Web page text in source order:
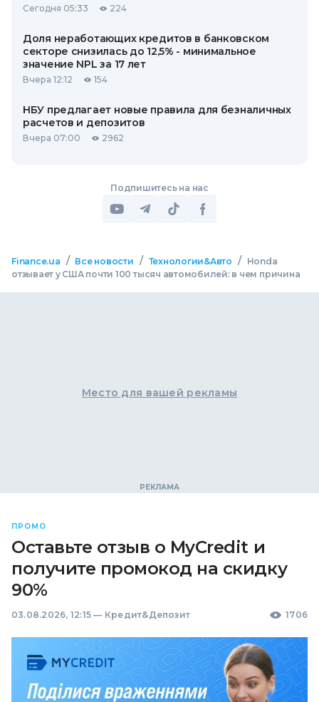
Сегодня 05:33 224
Доля неработающих кредитов в банковском
секторе снизилась до 12,5% - минимальное
значение NPL за 17 лет
Вчера 12:12 154
НБУ предлагает новые правила для безналичных
расчетов и депозитов
Вчера 07:00 2962
Подпишитесь на нас
Finance.ua / Все новости / Технологии&Авто /
Honda
отзывает у США почти 100 тысяч автомобилей: в чем причина
Место для вашей рекламы
ПРОМО
Оставьте отзыв о MyCredit и
получите промокод на скидку
90%
03.08.2026, 12:15 — Кредит&Депозит 1706